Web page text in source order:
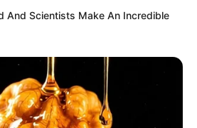
And Scientists Make An Incredible